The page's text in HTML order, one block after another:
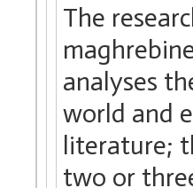
The
analyses
world and
literature;
two or